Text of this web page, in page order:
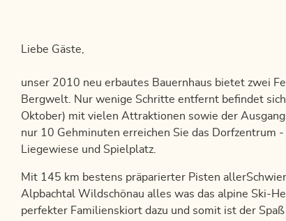
Liebe Gäste,
unser 2010 neu erbautes Bauernhaus bietet zwei
Bergwelt. Nur wenige Schritte entfernt befindet
Oktober) mit vielen Attraktionen sowie der
nur 10 Gehminuten erreichen Sie das Dorfzentrum
Liegewiese und Spielplatz.
Mit 145 km bestens präparierter Pisten
Alpbachtal Wildschönau alles was das alpine Ski-
perfekter Familienskiort dazu und somit ist der